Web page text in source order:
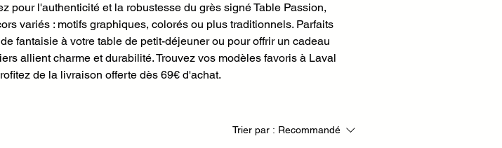
pour l'authenticité et la robustesse du grès signé Table Passion,
variés : motifs graphiques, colorés ou plus traditionnels. Parfaits
fantaisie à votre table de petit-déjeuner ou pour offrir un cadeau
allient charme et durabilité. Trouvez vos modèles favoris à Laval
de la livraison offerte dès 69€ d'achat.
Trier par : Recommandé